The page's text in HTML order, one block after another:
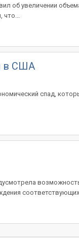
об увеличении
что...
в США
спад,